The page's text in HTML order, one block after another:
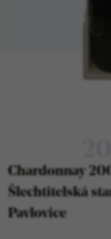
Chardonnay
Šlechtitelská
Pavlovice